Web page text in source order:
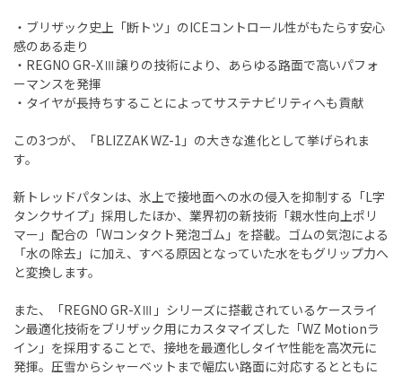
・ブリザック史上「断トツ」のICEコントロール性がもたらす安心
感のある走り
・REGNO GR-XⅢ譲りの技術により、あらゆる路面で高いパフォ
ーマンスを発揮
・タイヤが長持ちすることによってサステナビリティへも貢献
この3つが、「BLIZZAK WZ-1」の大きな進化として挙げられま
す。
新トレッドパタンは、氷上で接地面への水の侵入を抑制する「L字
タンクサイプ」採用したほか、業界初の新技術「親水性向上ポリ
マー」配合の「Wコンタクト発泡ゴム」を搭載。ゴムの気泡による
「水の除去」に加え、すべる原因となっていた水をもグリップ力へ
と変換します。
また、「REGNO GR-XⅢ」シリーズに搭載されているケースライ
ン最適化技術をブリザック用にカスタマイズした「WZ Motionラ
イン」を採用することで、接地を最適化しタイヤ性能を高次元に
発揮。圧雪からシャーベットまで幅広い路面に対応するとともに